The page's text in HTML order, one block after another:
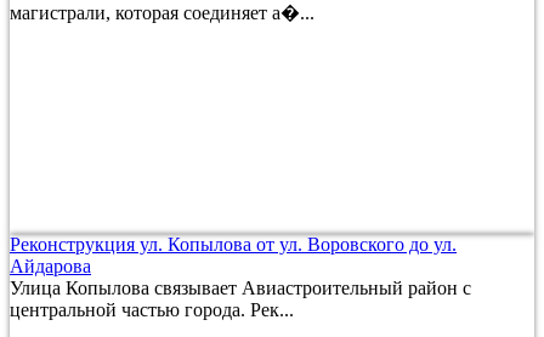
магистрали, которая соединяет а�...
Реконструкция ул. Копылова от ул. Воровского до ул.
Айдарова
Улица Копылова связывает Авиастроительный район с
центральной частью города. Рек...